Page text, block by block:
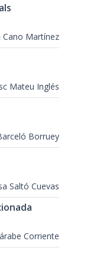
Cano Martínez
Mateu Inglés
Borruey
Saltó Cuevas
Corriente